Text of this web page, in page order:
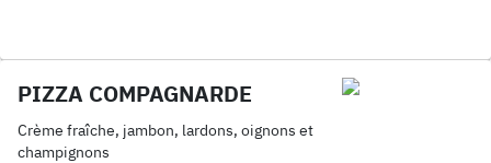
PIZZA COMPAGNARDE
Crème fraîche, jambon, lardons, oignons et
champignons